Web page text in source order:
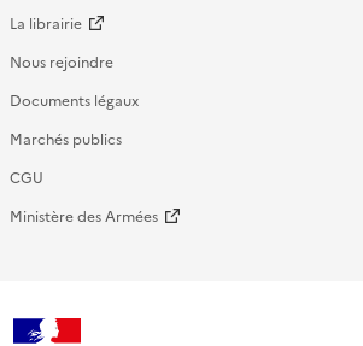
La librairie
Nous rejoindre
Documents légaux
Marchés publics
CGU
Ministère des Armées
française - ECPAD